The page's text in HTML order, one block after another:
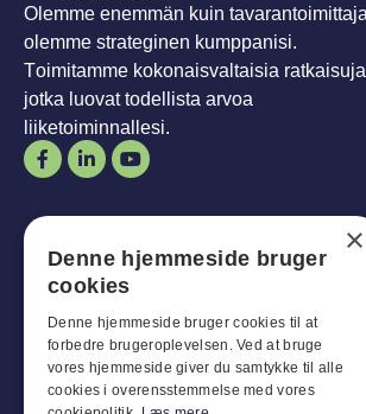
Olemme enemmän kuin
olemme strateginen kumppanisi.
Toimitamme kokonaisvaltaisia
jotka luovat todellista arvoa
liiketoiminnallesi.
Aukioloajat
Mies-Tavoite: 07:30 - 16:00
Perjantaisin:
La-Son: Suljettu
Asiakaspalvelu
×
Denne hjemmeside bruger
cookies
Denne hjemmeside bruger cookies til at
forbedre brugeroplevelsen. Ved at bruge
vores hjemmeside giver du samtykke til alle
cookies i overensstemmelse med vores